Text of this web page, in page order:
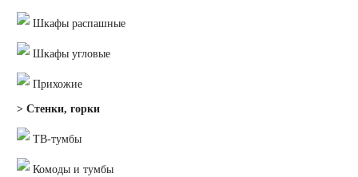
Шкафы распашные
Шкафы угловые
Прихожие
> Стенки, горки
ТВ-тумбы
Комоды и тумбы